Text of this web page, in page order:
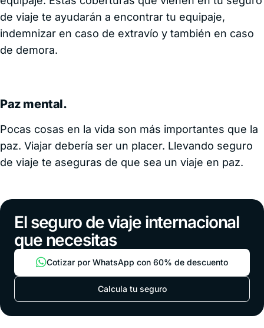
de viaje te ayudarán a encontrar tu equipaje,
indemnizar en caso de extravío y también en caso
de demora.
Paz mental.
Pocas cosas en la vida son más importantes que la
paz. Viajar debería ser un placer. Llevando seguro
de viaje te aseguras de que sea un viaje en paz.
El seguro de viaje internacional
que necesitas
Cotizar por WhatsApp con 60% de descuento
Calcula tu seguro